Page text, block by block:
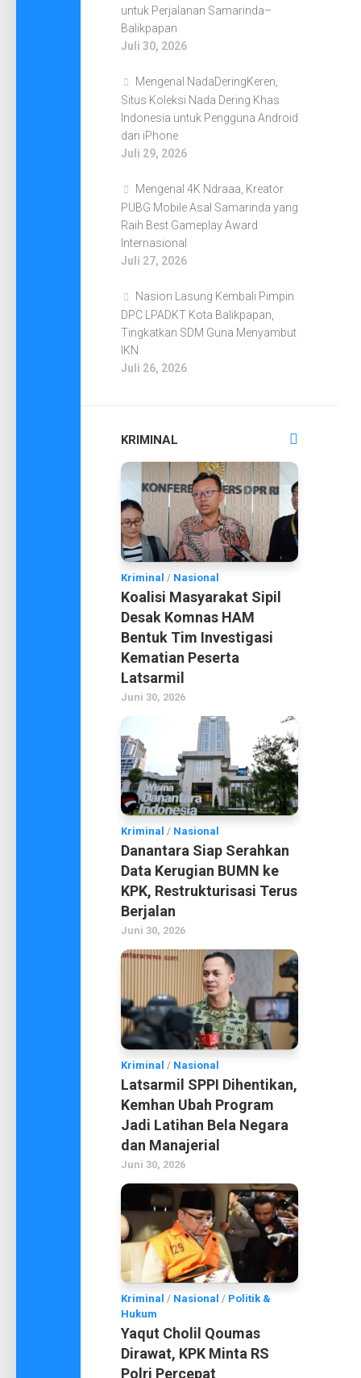
untuk Perjalanan Samarinda–
Balikpapan
Juli 30, 2026
Mengenal NadaDeringKeren,
Situs Koleksi Nada Dering Khas
Indonesia untuk Pengguna Android
dan iPhone
Juli 29, 2026
Mengenal 4K Ndraaa, Kreator
PUBG Mobile Asal Samarinda yang
Raih Best Gameplay Award
Internasional
Juli 27, 2026
Nasion Lasung Kembali Pimpin
DPC LPADKT Kota Balikpapan,
Tingkatkan SDM Guna Menyambut
IKN
Juli 26, 2026
KRIMINAL
Kriminal / Nasional
Koalisi Masyarakat Sipil
Desak Komnas HAM
Bentuk Tim Investigasi
Kematian Peserta
Latsarmil
Juni 30, 2026
Kriminal / Nasional
Danantara Siap Serahkan
Data Kerugian BUMN ke
KPK, Restrukturisasi Terus
Berjalan
Juni 30, 2026
Kriminal / Nasional
Latsarmil SPPI Dihentikan,
Kemhan Ubah Program
Jadi Latihan Bela Negara
dan Manajerial
Juni 30, 2026
Kriminal / Nasional / Politik &
Hukum
Yaqut Cholil Qoumas
Dirawat, KPK Minta RS
Polri Percepat